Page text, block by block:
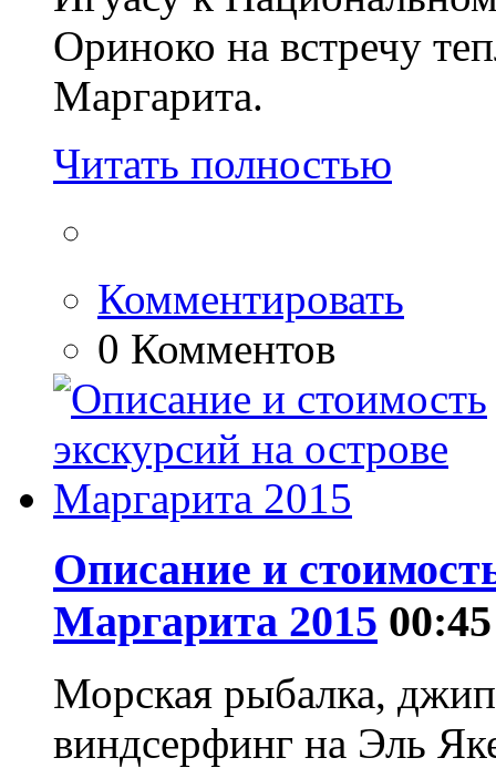
Ориноко на встречу
Маргарита.
Читать полностью
Комментировать
0 Комментов
Описание и
Маргарита 2015
Морская рыбалка,
виндсерфинг на Эль